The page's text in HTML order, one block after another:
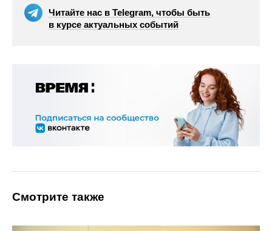
Читайте нас в Telegram, чтобы быть
в курсе актуальных событий
Смотрите также